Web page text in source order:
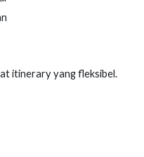
itinerary yang fleksibel.